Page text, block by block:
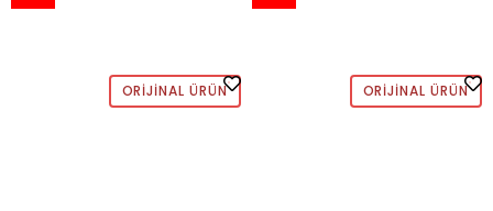
ORIJINAL ÜRÜN ORIJINAL ÜRÜN